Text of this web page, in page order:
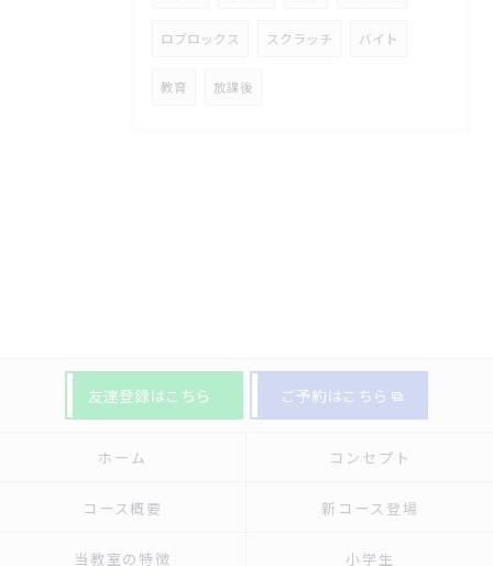
ロブロックス スクラッチ バイト
教育 放課後
友達登録はこちら ご予約はこちら
ホーム コンセプト
コース概要 新コース登場
当教室の特徴 小学生